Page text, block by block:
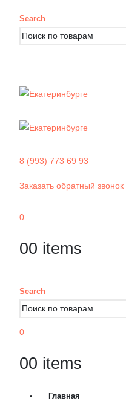
Search
8 (993) 773 69 93
Заказать обратный звонок
0
00 items
Search
0
00 items
Главная